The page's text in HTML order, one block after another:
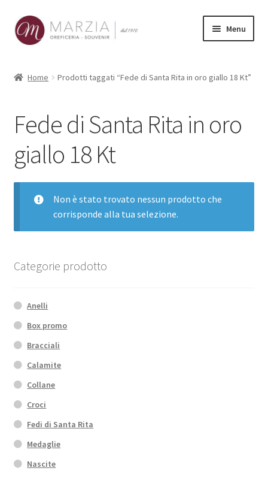
Vai
alla
Vai
al
Menu
La nostra storia
Contatti
Home Prodotti taggati “Fede di Santa Rita in oro giallo 18 Kt”
Fede di Santa Rita in oro
giallo 18 Kt
Non è stato trovato nessun prodotto che
corrisponde alla tua selezione.
Categorie prodotto
Anelli
Box promo
Bracciali
Calamite
Collane
Croci
Fedi di Santa Rita
Medaglie
Nascite